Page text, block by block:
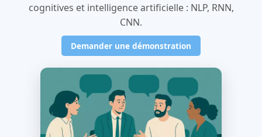
cognitives et intelligence artificielle : NLP, RNN,
CNN.
Demander une démonstration